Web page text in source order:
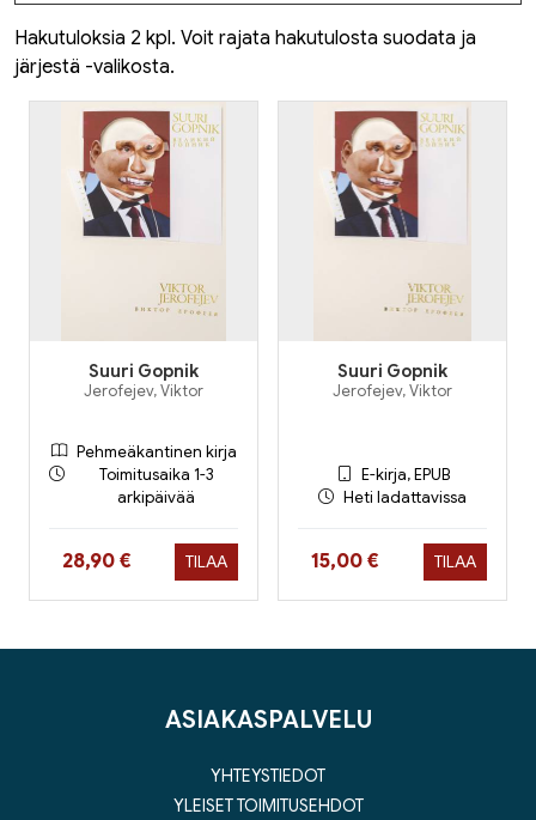
Hakutuloksia 2 kpl. Voit rajata hakutulosta suodata ja
järjestä -valikosta.
Suuri Gopnik
Jerofejev, Viktor
Pehmeäkantinen kirja
Toimitusaika 1-3
arkipäivää
Hinta nyt
28,90 € TILAA
Suuri Gopnik
Jerofejev, Viktor
E-kirja, EPUB
Heti ladattavissa
Hinta nyt
15,00 € TILAA
ASIAKASPALVELU
YHTEYSTIEDOT
YLEISET TOIMITUSEHDOT